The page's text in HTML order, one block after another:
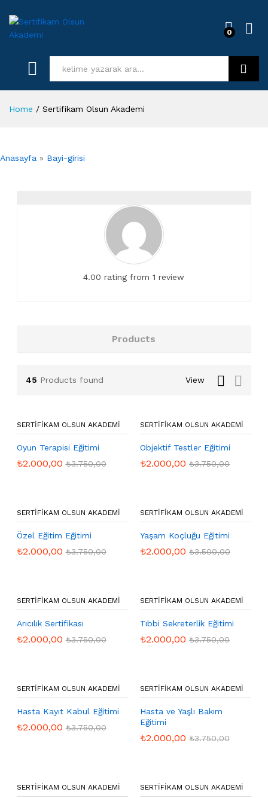
0
Home / Sertifikam Olsun Akademi
Anasayfa » Bayi-girisi
4.00 rating from 1 review
Products
45 Products found View
SERTIFIKAM OLSUN AKADEMI
Oyun Terapisi Eğitimi
₺2.000,00 ₺3.750,00
SERTIFIKAM OLSUN AKADEMI
Objektif Testler Eğitimi
₺2.000,00 ₺3.750,00
SERTIFIKAM OLSUN AKADEMI
Özel Eğitim Eğitimi
₺2.000,00 ₺3.750,00
SERTIFIKAM OLSUN AKADEMI
Yaşam Koçluğu Eğitimi
₺2.000,00 ₺3.500,00
SERTIFIKAM OLSUN AKADEMI
Arıcılık Sertifikası
₺2.000,00 ₺3.750,00
SERTIFIKAM OLSUN AKADEMI
Tıbbi Sekreterlik Eğitimi
₺2.000,00 ₺3.750,00
SERTIFIKAM OLSUN AKADEMI
Hasta Kayıt Kabul Eğitimi
₺2.000,00 ₺3.750,00
SERTIFIKAM OLSUN AKADEMI
Hasta ve Yaşlı Bakım
Eğitimi
₺2.000,00 ₺3.750,00
SERTIFIKAM OLSUN AKADEMI SERTIFIKAM OLSUN AKADEMI